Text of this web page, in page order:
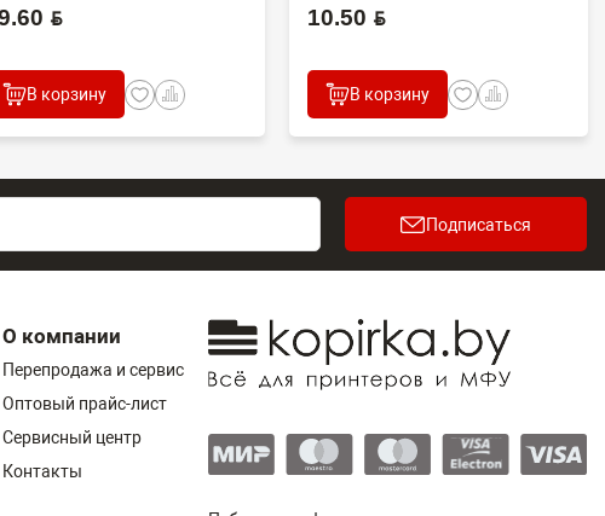
стр.
BYN
В корзину
10.50 BYN
В корзину
Подписаться
О компании
Перепродажа и сервис
Оптовый прайс-лист
Сервисный центр
Контакты